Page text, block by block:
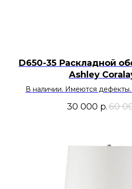
D650-35 Раскладной
Ashley
В наличии. Имеются дефекты.
30 000 р.60